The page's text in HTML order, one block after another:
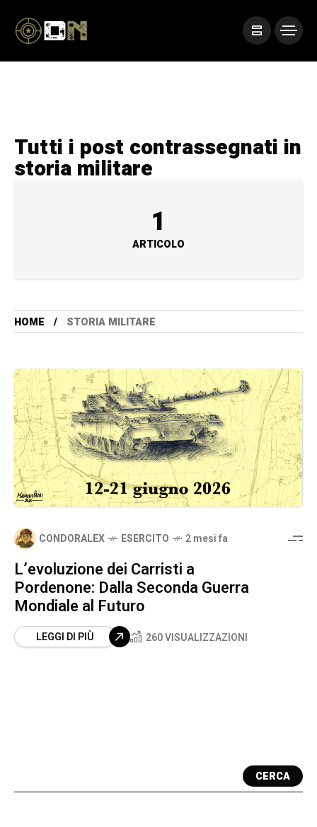
Tutti i post contrassegnati in
storia militare
1
ARTICOLO
HOME STORIA MILITARE
CONDORALEX ESERCITO 2 mesi fa
L’evoluzione dei Carristi a
Pordenone: Dalla Seconda Guerra
Mondiale al Futuro
LEGGI DI PIÙ 260 VISUALIZZAZIONI
CERCA